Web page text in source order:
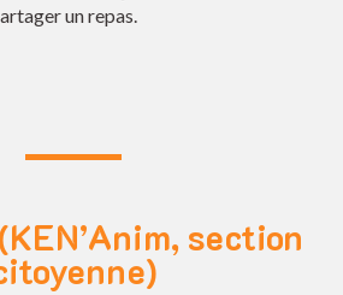
un repas.
section